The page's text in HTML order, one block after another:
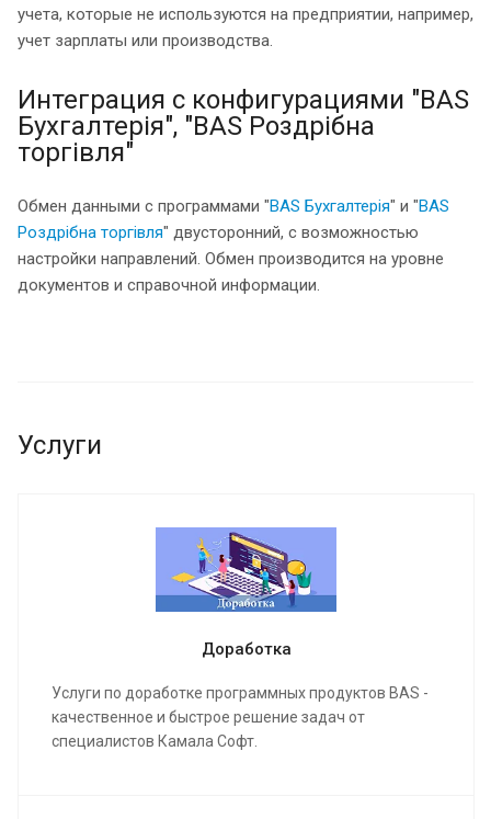
учета, которые не используются на предприятии, например,
учет зарплаты или производства.
Интеграция с конфигурациями "BAS
Бухгалтерія", "BAS Роздрібна
торгівля"
Обмен данными с программами "BAS Бухгалтерія" и "BAS
Роздрібна торгівля" двусторонний, с возможностью
настройки направлений. Обмен производится на уровне
документов и справочной информации.
Услуги
Доработка
Услуги по доработке программных продуктов BAS -
качественное и быстрое решение задач от
специалистов Камала Софт.